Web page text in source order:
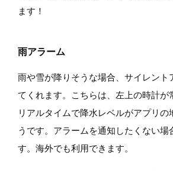
ます！
雨アラーム
雨や雪が降りそうな場合、サイレント
てくれます。こちらは、左上の時計が
リアルタイムで降水レベルがアプリの
うです。アラームを通知したくない場
す。海外でも利用できます。